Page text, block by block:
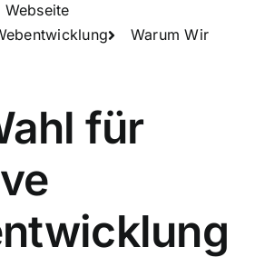
Warum Wir
für